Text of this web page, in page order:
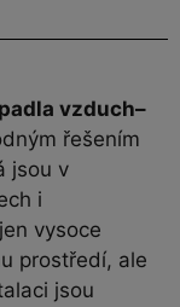
vzduch–
řešením
jsou v
i
vysoce
prostředí, ale
jsou